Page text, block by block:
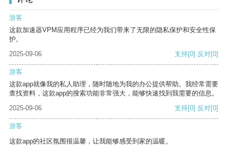
游客
这款加速器VPM应用程序已经为我们带来了无限的隐私保护和安全性保
护。
2025-09-06
支持[0] 反对[0]
游客
这款app就像我的私人助理，随时随地为我的办公提供帮助。我经常需要
查找资料，这款app的搜索功能非常强大，能够快速找到我需要的信息。
2025-09-06
支持[0] 反对[0]
游客
这款app的社区氛围很温馨，让我能够感受到家的温暖。